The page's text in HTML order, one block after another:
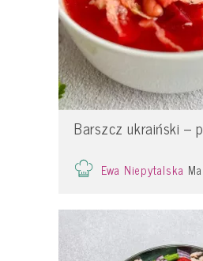
Barszcz ukraiński –
Ewa Niepytalska